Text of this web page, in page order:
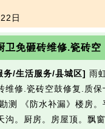
日
卫免砸砖维修.瓷砖空
务/生活服务/县城区] 雨
维修.瓷砖空鼓修复.质保
测 《防水补漏》楼房。
沟。厨房。房屋顶。飘窗